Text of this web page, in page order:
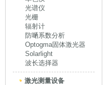
光谱仪
光栅
辐射计
防嗮系数分析
Optogma固体激光器
Solarlight
波长选择器
激光测量设备